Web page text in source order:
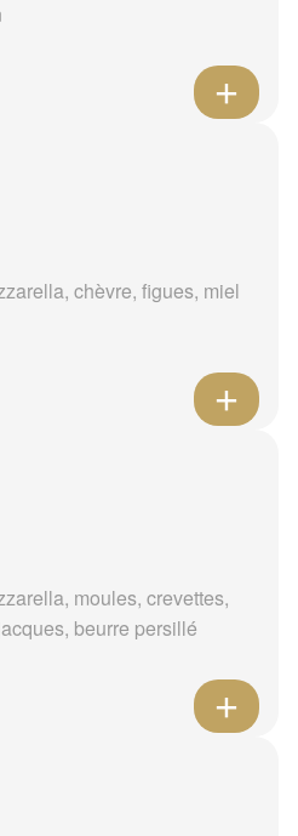
chèvre, figues, miel
moules, crevettes,
beurre persillé